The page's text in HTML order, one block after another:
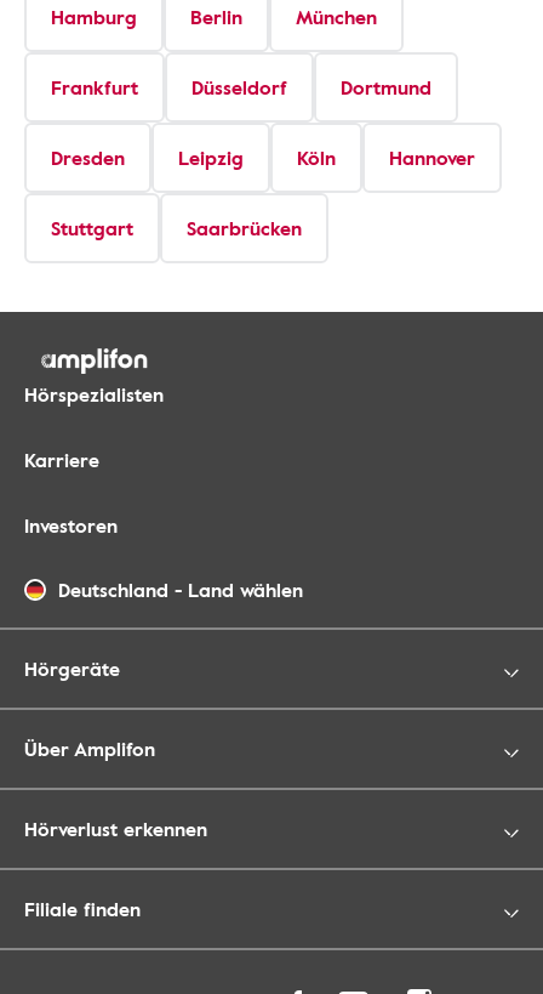
Hamburg Berlin München
Frankfurt Düsseldorf Dortmund
Dresden Leipzig Köln Hannover
Stuttgart Saarbrücken
Hörspezialisten
Karriere
Investoren
Deutschland - Land wählen
Hörgeräte
Über Amplifon
Hörverlust erkennen
Filiale finden